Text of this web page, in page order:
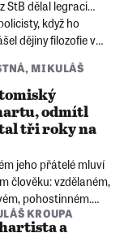
StB dělal legraci…
když ho
dějiny filozofie v
zadržení. A při
doličný“ –
kněze
, MIKULÁŠ
odmítl
tři roky na
jeho přátelé mluví
člověku: vzdělaném,
pohostinném.
evangelíkovi s
KROUPA
a